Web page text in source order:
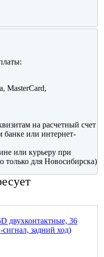
MasterCard,
на расчетный счет
или интернет-
или курьеру при
только для Новосибирска)